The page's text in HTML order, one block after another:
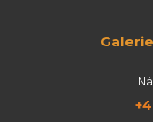
Galerie